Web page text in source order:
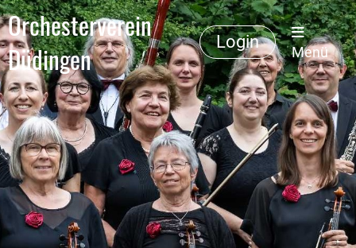
Orchesterverein
Düdingen
Login
Menü